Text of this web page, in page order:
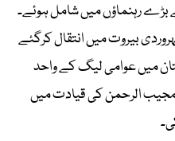
رہنماؤں میں شامل ہوئے۔
بیروت میں انتقال کرگئے
میں عوامی لیگ کے واحد
مجیب الرحمن کی قیادت میں